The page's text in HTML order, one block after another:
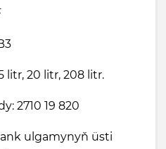
litr, 20 litr, 208 litr.
2710 19 820
ulgamynyň üsti